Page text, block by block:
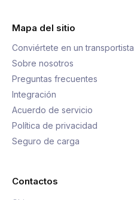
Mapa del sitio
Conviértete en un transportista
Sobre nosotros
Preguntas frecuentes
Integración
Acuerdo de servicio
Política de privacidad
Seguro de carga
Contactos